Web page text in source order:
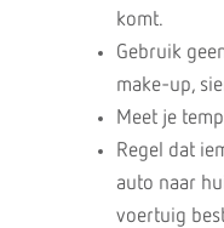
komt.
Gebruik
make-up,
Meet je
Regel dat
auto naar
voertuig